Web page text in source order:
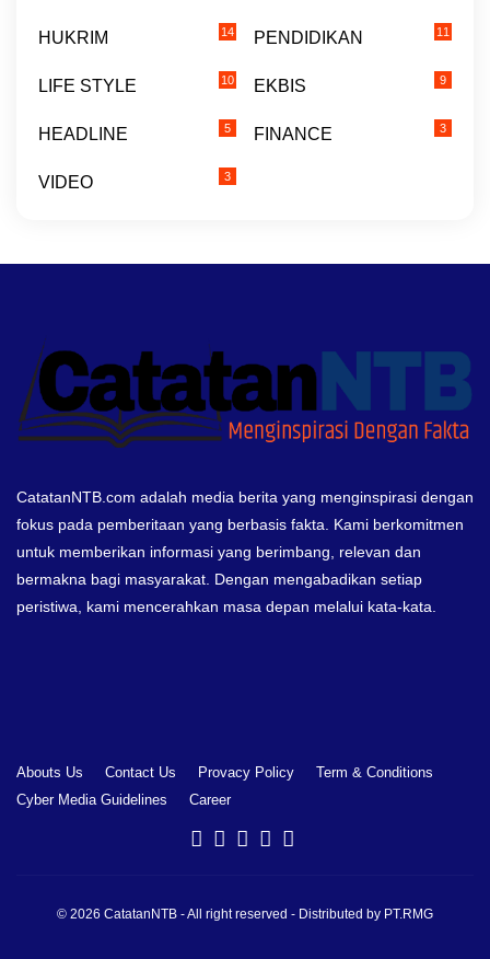
HUKRIM 14 PENDIDIKAN 11
LIFE STYLE 10 EKBIS 9
HEADLINE 5 FINANCE 3
VIDEO 3
CatatanNTB.com adalah media berita yang menginspirasi dengan
fokus pada pemberitaan yang berbasis fakta. Kami berkomitmen
untuk memberikan informasi yang berimbang, relevan dan
bermakna bagi masyarakat. Dengan mengabadikan setiap
peristiwa, kami mencerahkan masa depan melalui kata-kata.
Abouts Us Contact Us Provacy Policy
Term & Conditions
Cyber Media Guidelines
Career
© 2026 CatatanNTB - All right reserved - Distributed by PT.RMG